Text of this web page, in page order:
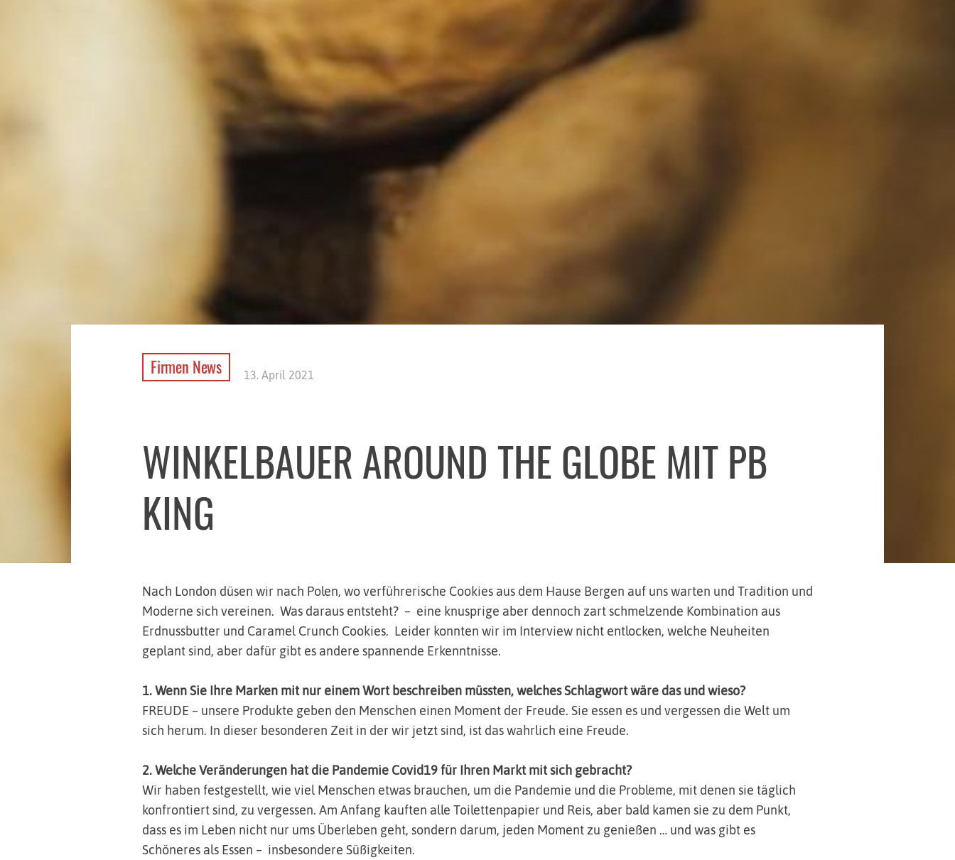
Firmen News 13. April 2021
WINKELBAUER AROUND THE GLOBE MIT PB
KING
Nach London düsen wir nach Polen, wo verführerische Cookies aus dem Hause Bergen auf uns warten und Tradition und
Moderne sich vereinen. Was daraus entsteht? – eine knusprige aber dennoch zart schmelzende Kombination aus
Erdnussbutter und Caramel Crunch Cookies. Leider konnten wir im Interview nicht entlocken, welche Neuheiten
geplant sind, aber dafür gibt es andere spannende Erkenntnisse.
1. Wenn Sie Ihre Marken mit nur einem Wort beschreiben müssten, welches Schlagwort wäre das und wieso?
FREUDE – unsere Produkte geben den Menschen einen Moment der Freude. Sie essen es und vergessen die Welt um
sich herum. In dieser besonderen Zeit in der wir jetzt sind, ist das wahrlich eine Freude.
2. Welche Veränderungen hat die Pandemie Covid19 für Ihren Markt mit sich gebracht?
Wir haben festgestellt, wie viel Menschen etwas brauchen, um die Pandemie und die Probleme, mit denen sie täglich
konfrontiert sind, zu vergessen. Am Anfang kauften alle Toilettenpapier und Reis, aber bald kamen sie zu dem Punkt,
dass es im Leben nicht nur ums Überleben geht, sondern darum, jeden Moment zu genießen … und was gibt es
Schöneres als Essen – insbesondere Süßigkeiten.